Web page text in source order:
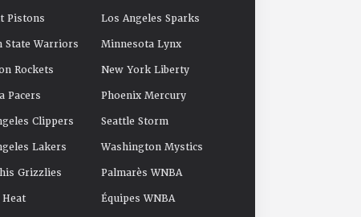
Pistons
State Warriors
Rockets
Pacers
Clippers
Lakers
Grizzlies
Los Angeles Sparks
Minnesota Lynx
New York Liberty
Phoenix Mercury
Seattle Storm
Washington Mystics
Palmarès WNBA
Équipes WNBA